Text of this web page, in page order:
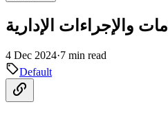
والإجراءات الإدارية
4 Dec 2024·7 min read
Default